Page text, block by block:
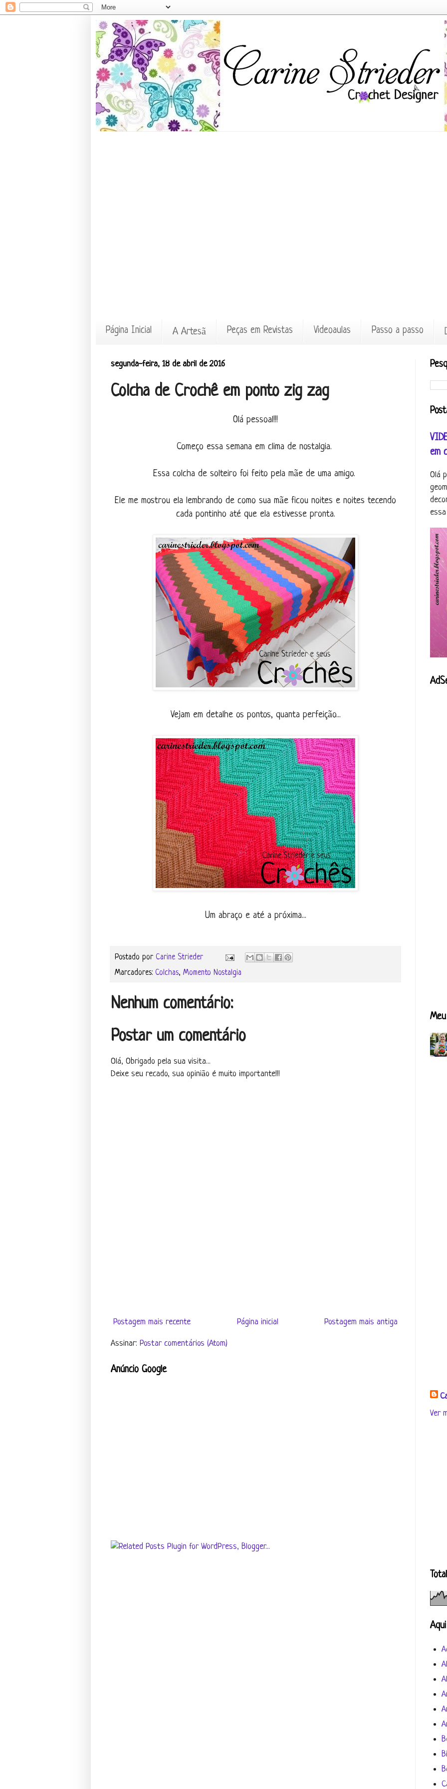
Página Inicial A Artesã Peças em Revistas Videoaulas Passo a passo
segunda-feira, 18 de abril de 2016
Colcha de Crochê em ponto zig zag
Olá pessoal!!!
Começo essa semana em clima de nostalgia.
Essa colcha de solteiro foi feito pela mãe de uma amigo.
Ele me mostrou ela lembrando de como sua mãe ficou noites e noites tecendo
cada pontinho até que ela estivesse pronta.
Vejam em detalhe os pontos, quanta perfeição...
Um abraço e até a próxima...
Postado por Carine Strieder
Marcadores: Colchas, Momento Nostalgia
Nenhum comentário:
Postar um comentário
Olá, Obrigado pela sua visita...
Deixe seu recado, sua opinião é muito importante!!!
Postagem mais recente Postagem mais antiga
Página inicial
Assinar: Postar comentários (Atom)
Anúncio Google
em
Olá
Ver